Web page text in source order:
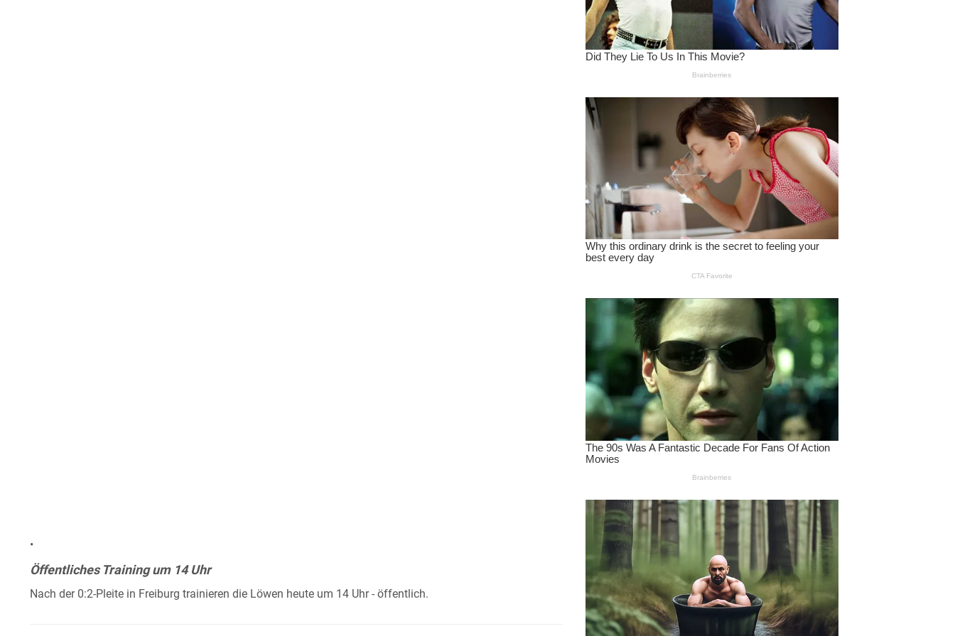
•
Öffentliches Training um 14 Uhr
Nach der 0:2-Pleite in Freiburg trainieren die Löwen heute um 14 Uhr - öffentlich.